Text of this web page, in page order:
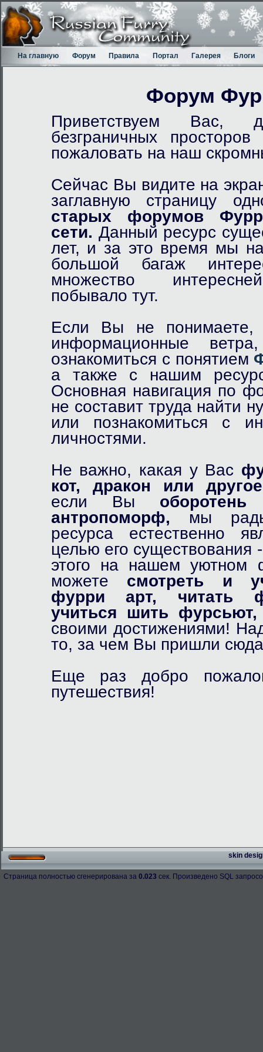
На главную Форум Правила Портал Галерея Блоги
Форум
Приветствуем Вас,
безграничных
пожаловать на наш
Сейчас Вы видите на
заглавную страницу
старых форумов
сети. Данный ресурс
лет, и за это время мы
большой багаж
множество
побывало тут.
Если Вы не понимаете,
информационные
ознакомиться с понятием
а также с нашим
Основная навигация по
не составит труда найти
или познакомиться с
личностями.
Не важно, какая у Вас
кот,
дракон
или
если Вы оборотень
антропоморф, мы
ресурса естественно
целью его существования
этого на нашем
можете смотреть и
фурри арт,
читать
учиться шить фурсьют,
своими достижениями!
то, за чем Вы пришли
Еще раз добро
путешествия!
skin
Страница полностью сгенерирована за 0.023 сек. Произведено SQL